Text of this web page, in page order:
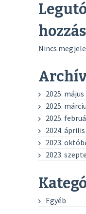
Nincs
2025. május
2025.
2025.
2024. április
2023.
2023.
Egyéb